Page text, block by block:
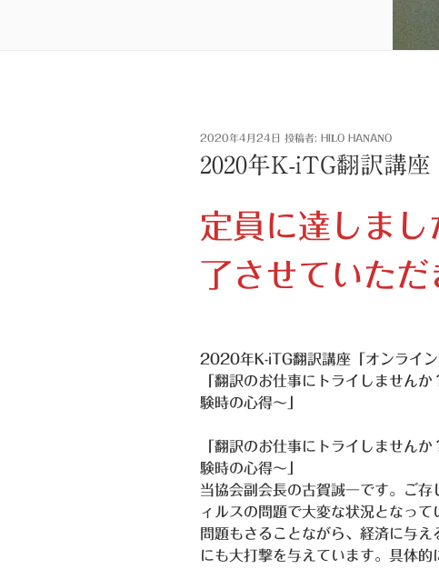
投
日:
2020年4月24日 投稿者: HILO HANANO
2020年K-iTG翻訳講座
定員に達しま
了させていた
2020年K-iTG翻訳講座「オンライン
「翻訳のお仕事にトライしません
験時の心得～」
「翻訳のお仕事にトライしません
験時の心得～」
当協会副会長の古賀誠一です。ご
ィルスの問題で大変な状況となっ
問題もさることながら、経済に与
にも大打撃を与えています。具体